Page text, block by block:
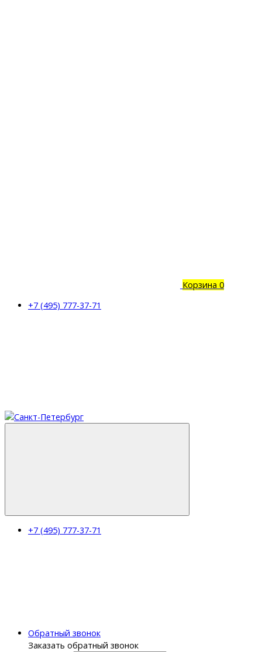
Корзина 0
+7 (495) 777-37-71
+7 (495) 777-37-71
Обратный звонок
Заказать обратный звонок